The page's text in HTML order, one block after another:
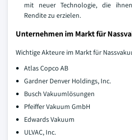
mit neuer Technologie, die
Rendite zu erzielen.
Unternehmen im Markt für
Wichtige Akteure im Markt für
Atlas Copco AB
Gardner Denver Holdings, Inc.
Busch Vakuumlösungen
Pfeiffer Vakuum GmbH
Edwards Vakuum
ULVAC, Inc.